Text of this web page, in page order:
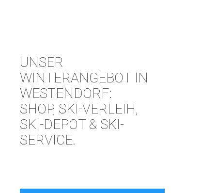
UNSER
WINTERANGEBOT IN
WESTENDORF:
SHOP, SKI-VERLEIH,
SKI-DEPOT & SKI-
SERVICE.